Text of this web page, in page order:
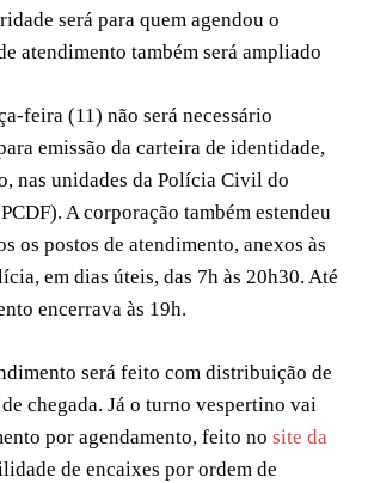
será para quem agendou o
atendimento também será ampliado
feira (11) não será necessário
emissão da carteira de identidade,
nas unidades da Polícia Civil do
A corporação também estendeu
os postos de atendimento, anexos às
em dias úteis, das 7h às 20h30. Até
encerrava às 19h.
será feito com distribuição de
chegada. Já o turno vespertino vai
por agendamento, feito no site da
de encaixes por ordem de